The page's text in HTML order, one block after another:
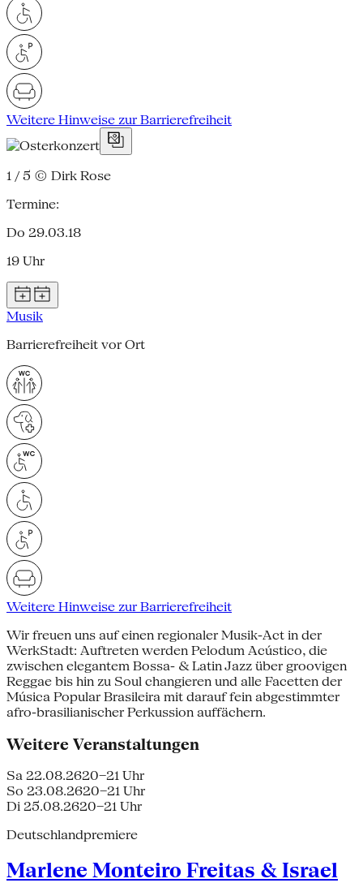
Weitere Hinweise zur Barrierefreiheit
1 / 5 © Dirk Rose
Termine:
Do 29.03.18
19 Uhr
Musik
Barrierefreiheit vor Ort
Weitere Hinweise zur Barrierefreiheit
Wir freuen uns auf einen regionaler Musik-Act in der
WerkStadt: Auftreten werden Pelodum Acústico, die
zwischen elegantem Bossa- & Latin Jazz über groovigen
Reggae bis hin zu Soul changieren und alle Facetten der
Música Popular Brasileira mit darauf fein abgestimmter
afro-brasilianischer Perkussion auffächern.
Weitere Veranstaltungen
Sa 22.08.2620–21 Uhr
So 23.08.2620–21 Uhr
Di 25.08.2620–21 Uhr
Deutschlandpremiere
Marlene Monteiro Freitas & Israel